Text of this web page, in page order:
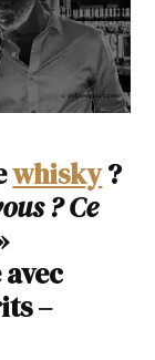
whisky?
? Ce
–